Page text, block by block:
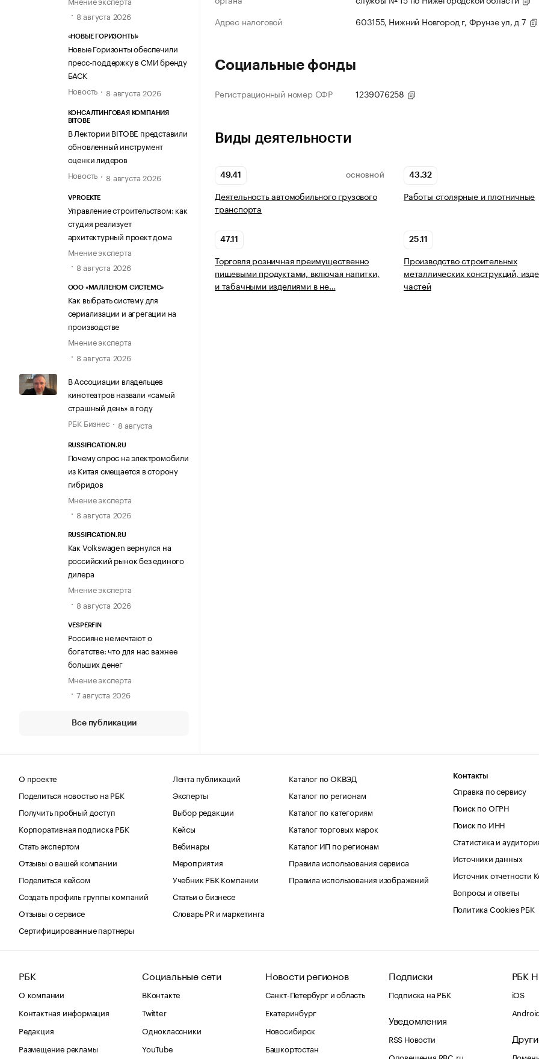
8 августа 2026
«НОВЫЕ ГОРИЗОНТЫ»
Новые Горизонты обеспечили
пресс-поддержку в СМИ бренду
БАСК
Новость
8 августа 2026
КОНСАЛТИНГОВАЯ КОМПАНИЯ
BITOBE
В Лектории BITOBE представили
обновленный инструмент
оценки лидеров
Новость
8 августа 2026
VPROEKTE
Управление строительством: как
студия реализует
архитектурный проект дома
Мнение эксперта
8 августа 2026
ООО «МАЛЛЕНОМ СИСТЕМС»
Как выбрать систему для
сериализации и агрегации на
производстве
Мнение эксперта
8 августа 2026
В Ассоциации владельцев
кинотеатров назвали «самый
страшный день» в году
РБК Бизнес
8 августа
RUSSIFICATION.RU
Почему спрос на электромобили
из Китая смещается в сторону
гибридов
Мнение эксперта
8 августа 2026
RUSSIFICATION.RU
Как Volkswagen вернулся на
российский рынок без единого
дилера
Мнение эксперта
8 августа 2026
VESPERFIN
Россияне не мечтают о
богатстве: что для нас важнее
больших денег
Мнение эксперта
7 августа 2026
Все публикации
Адрес налоговой
603155, Нижний Новгород г, Фрунзе ул, д 7
Социальные фонды
Регистрационный номер СФР 1239076258
Виды деятельности
49.41 ОСНОВНОЙ
Деятельность автомобильного грузового
транспорта
43.32
Работы столярные и плотничные
47.11
Торговля розничная преимущественно
пищевыми продуктами, включая напитки,
и табачными изделиями в не…
25.11
Производство строительных
металлических конструкций,
частей
О проекте
Поделиться новостью на РБК
Получить пробный доступ
Корпоративная подписка РБК
Стать экспертом
Отзывы о вашей компании
Поделиться кейсом
Создать профиль группы компаний
Отзывы о сервисе
Сертифицированные партнеры
Лента публикаций
Эксперты
Выбор редакции
Кейсы
Вебинары
Мероприятия
Учебник РБК Компании
Статьи о бизнесе
Словарь PR и маркетинга
Каталог по ОКВЭД
Каталог по регионам
Каталог по категориям
Каталог торговых марок
Каталог ИП по регионам
Правила использования сервиса
Правила использования изображений
Контакты
Справка по сервису
Поиск по ОГРН
Поиск по ИНН
Статистика и
Источники данных
Источник отчетности
Вопросы и ответы
Политика Cookies РБК
РБК
О компании
Контактная информация
Редакция
Размещение рекламы
Социальные сети
ВКонтакте
Twitter
Одноклассники
YouTube
Новости регионов
Санкт-Петербург и область
Екатеринбург
Новосибирск
Башкортостан
Подписки
Подписка на РБК
Уведомления
RSS Новости
Оповещения RBC.ru
РБК
iOS